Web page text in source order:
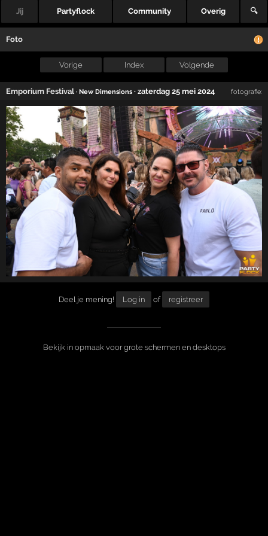
Jij Partyflock Community Overig 🔍
Foto
Vorige Index Volgende
Emporium Festival · New Dimensions ·zaterdag 25 mei 2024 fotografie:
Deel je mening! Log in of registreer
Bekijk in opmaak voor grote schermen en desktops